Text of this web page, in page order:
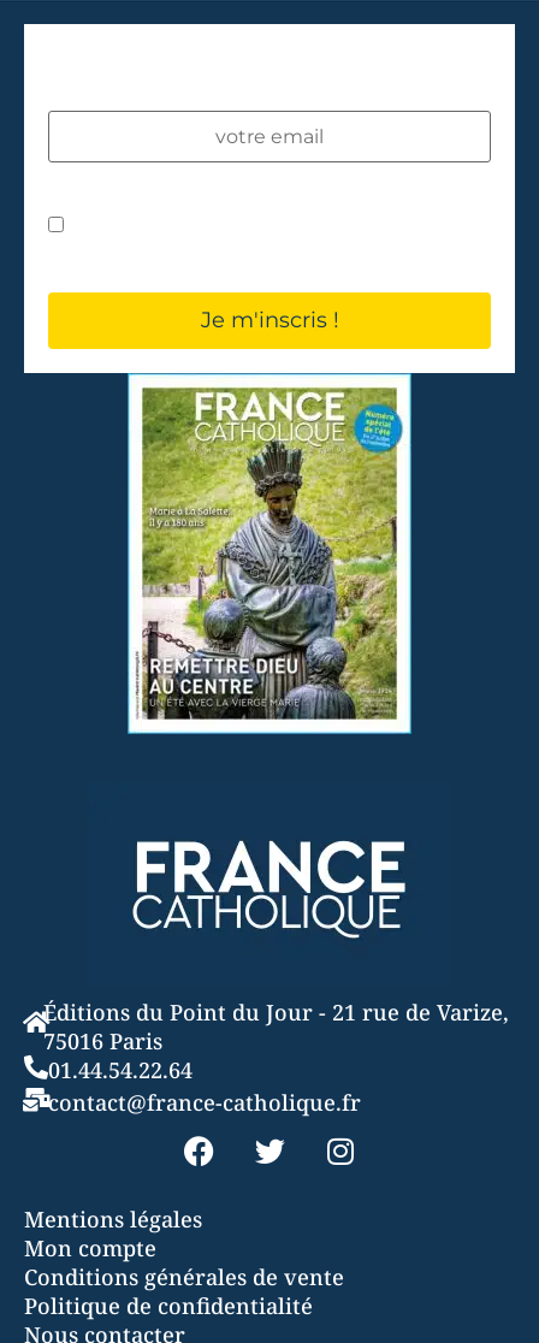
Éditions du Point du Jour - 21 rue de Varize,
75016 Paris
01.44.54.22.64
contact@france-catholique.fr
Mentions légales
Mon compte
Conditions générales de vente
Politique de confidentialité
Nous contacter